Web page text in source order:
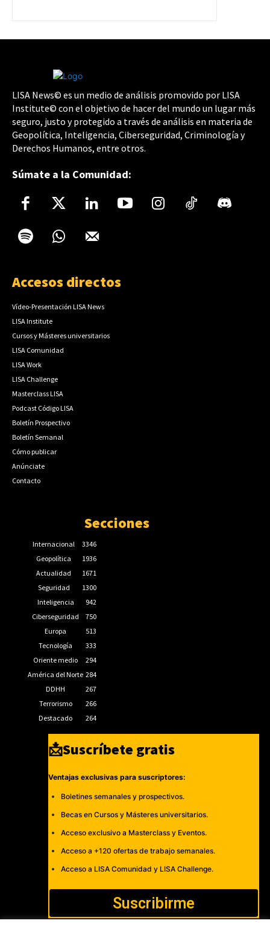
LISA News© es un medio de análisis promovido por LISA
Institute© con el objetivo de hacer del mundo un lugar más
seguro, justo y protegido a través de análisis en materia de
Geopolítica, Inteligencia, Ciberseguridad, Criminología y
Derechos Humanos, entre otros.
Súmate a la Comunidad:
Accesos directos
Vídeo-Presentación LISA News
LISA Institute
Cursos y Másteres universitarios
LISA Comunidad
LISA Work
LISA Challenge
Masterclass LISA
Podcast Código LISA
Boletín Prospectivo
Boletín Semanal
Cómo publicar
Anúnciate
Contacto
Secciones
Internacional
3346
Geopolítica
1936
Actualidad
1671
Seguridad
1300
Inteligencia
942
Ciberseguridad
750
Europa
513
Tecnología
333
Oriente medio
294
América del Norte 284
DDHH
267
Terrorismo
266
Destacado
264
📩Suscríbete gratis
Ventajas exclusivas para suscriptores:
Boletines semanales y prospectivos.
Becas en Cursos y Másteres universitarios.
Acceso exclusivo a Masterclass y Eventos.
Acceso a +120 ofertas de trabajo semanales.
Acceso a LISA Comunidad y LISA Challenge.
Suscribirme